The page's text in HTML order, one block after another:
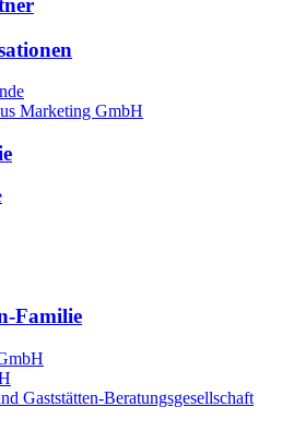
Marketing GmbH
Familie
Gaststätten-Beratungsgesellschaft